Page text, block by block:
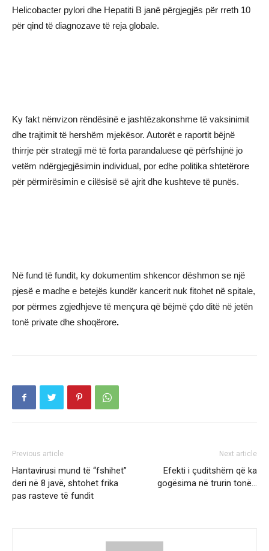
Helicobacter pylori dhe Hepatiti B janë përgjegjës për rreth 10
për qind të diagnozave të reja globale.
Ky fakt nënvizon rëndësinë e jashtëzakonshme të vaksinimit
dhe trajtimit të hershëm mjekësor. Autorët e raportit bëjnë
thirrje për strategji më të forta parandaluese që përfshijnë jo
vetëm ndërgjegjësimin individual, por edhe politika shtetërore
për përmirësimin e cilësisë së ajrit dhe kushteve të punës.
Në fund të fundit, ky dokumentim shkencor dëshmon se një
pjesë e madhe e betejës kundër kancerit nuk fitohet në spitale,
por përmes zgjedhjeve të mençura që bëjmë çdo ditë në jetën
tonë private dhe shoqërore.
Previous article
Hantavirusi mund të “fshihet”
deri në 8 javë, shtohet frika
pas rasteve të fundit
Next article
Efekti i çuditshëm që ka
gogësima në trurin tonë…